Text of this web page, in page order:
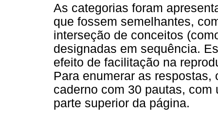
As categorias foram
que fossem semelhantes,
interseção de conceitos
designadas em sequência.
efeito de facilitação na
Para enumerar as
caderno com 30 pautas,
parte superior da página.